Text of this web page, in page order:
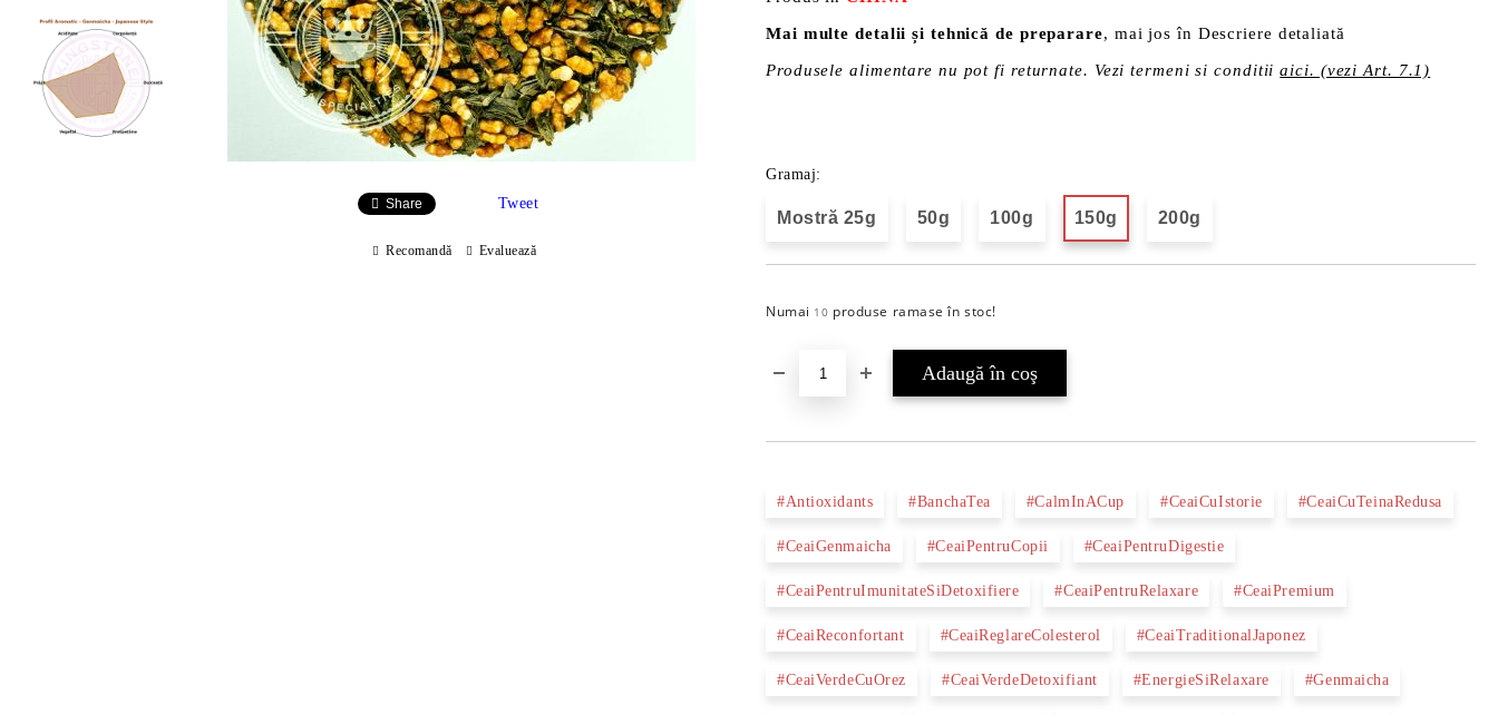
Mai multe detalii și tehnică de preparare, mai jos în Descriere detaliată
Produsele alimentare nu pot fi returnate. Vezi termeni si conditiiaici. (vezi Art. 7.1)
Gramaj:
Mostră 25g 50g 100g 150g 200g
Numai 10 produse ramase în stoc!
#Antioxidants #BanchaTea #CalmInACup #CeaiCuIstorie #CeaiCuTeinaRedusa
#CeaiGenmaicha #CeaiPentruCopii #CeaiPentruDigestie
#CeaiPentruImunitateSiDetoxifiere #CeaiPentruRelaxare #CeaiPremium
#CeaiReconfortant #CeaiReglareColesterol #CeaiTraditionalJaponez
#CeaiVerdeCuOrez #CeaiVerdeDetoxifiant #EnergieSiRelaxare #Genmaicha
Share Tweet
Recomandă Evaluează